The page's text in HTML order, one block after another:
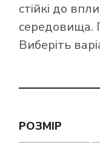
стійкі до
середовища.
Виберіть
РОЗМІР